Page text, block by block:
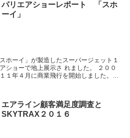
パリエアショーレポート 「スホ
ーイ」
ホーイ」が製造したスーパージェット１
ショーで地上展示さ れました。 ２００
１年４月に商業飛行を開始しました。
エアライン顧客満足度調査と
SKYTRAX２０１６